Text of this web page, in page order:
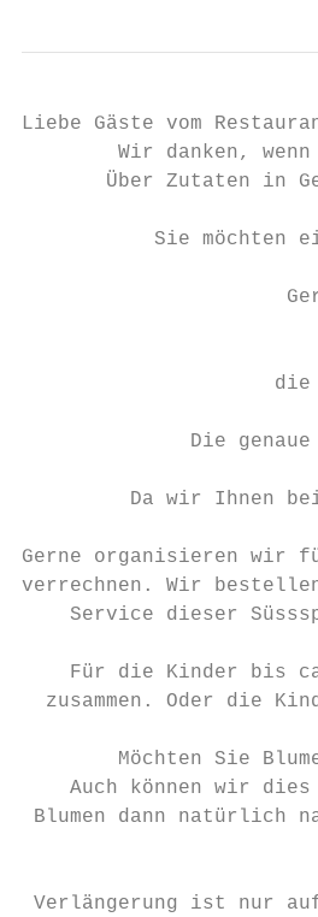
Liebe Gäste vom
Wir danken,
Über Zutaten in
Sie möchten
Die
Da wir Ihnen
Gerne organisieren wir
verrechnen. Wir
Service dieser
Für die Kinder bis
zusammen. Oder die
Möchten Sie
Auch können wir
Blumen dann natürlich
Verlängerung ist nur